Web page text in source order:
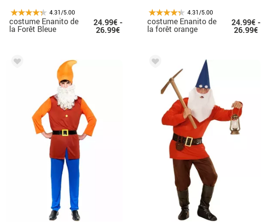
4.31/5.00
costume Enanito de
la Forêt Bleue
24.99€ -
26.99€
4.31/5.00
costume Enanito de
la forêt orange
24.99€ -
26.99€